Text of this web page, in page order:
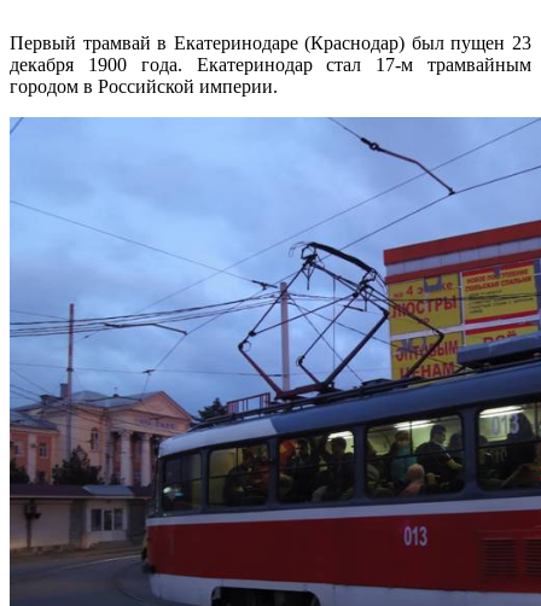
Первый трамвай в Екатеринодаре (Краснодар) был пущен 23
декабря 1900 года. Екатеринодар стал 17-м трамвайным
городом в Российской империи.